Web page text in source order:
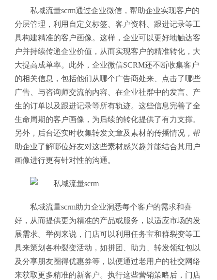
私域流量scrm通过企业微信，帮助企业实现客户的
分层管理，利用自定义标签、客户资料、跟进记录等工
具构建精准的客户画像。这样，企业可以更好地触达客
户并持续传递企业价值，从而实现客户的精准转化，大
大提高成单率。此外，企业微信SCRM还不断收集客户
的相关信息，包括他们从哪个广告商处来、点击了哪些
广告、与咨询师交流的内容、在企业社群中的发言、产
生的订单以及跟进记录等所有轨迹。这些信息完善了全
生命周期的客户画像，为后续的转化提供了有力支撑。
另外，后台还实时收集转发文章及素材的传播情况，帮
助企业了解哪位好友对这些素材感兴趣并能结合其用户
画像进行更有针对性的沟通。
私域流量scrm助力企业洞悉每个客户的需求和喜
好，从而提供更为精准的产品或服务，以适应市场的发
展需求。举例来说，门店可以利用任务宝和群裂变等工
具来策划各种裂变活动，如拼团、助力、转发领红包以
及分享朋友圈得优惠券等，以便通过老用户的社交网络
来获取更多精准的新客户。执行这些营销策略后，门店